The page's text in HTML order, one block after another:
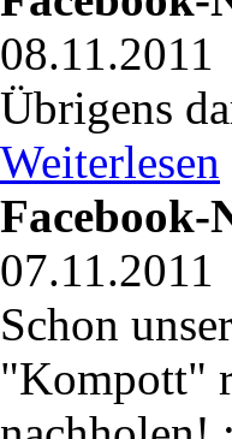
08.11.2011
Übrigens
Weiterlesen
Facebook-
07.11.2011
Schon
"Kompott"